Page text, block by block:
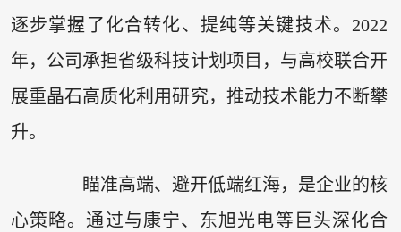
逐步掌握了化合转化、提纯等关键技术。2022
年，公司承担省级科技计划项目，与高校联合开
展重晶石高质化利用研究，推动技术能力不断攀
升。
瞄准高端、避开低端红海，是企业的核
心策略。通过与康宁、东旭光电等巨头深化合